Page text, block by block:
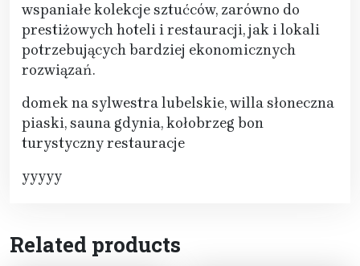
wspaniałe kolekcje sztućców, zarówno do
prestiżowych hoteli i restauracji, jak i lokali
potrzebujących bardziej ekonomicznych
rozwiązań.
domek na sylwestra lubelskie, willa słoneczna
piaski, sauna gdynia, kołobrzeg bon
turystyczny restauracje
yyyyy
Related products